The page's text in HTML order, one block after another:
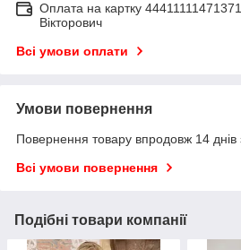
Оплата на картку
Вікторович
Всі умови оплати
Умови повернення
Повернення товару впродовж 14 днів
Всі умови повернення
Подібні товари компанії